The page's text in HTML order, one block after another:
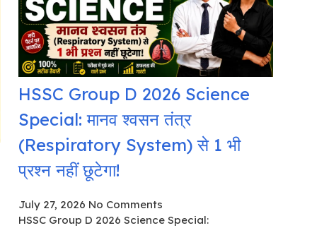
HSSC Group D 2026 Science
Special: मानव श्वसन तंत्र
(Respiratory System) से 1 भी
प्रश्न नहीं छूटेगा!
July 27, 2026 No Comments
HSSC Group D 2026 Science Special: